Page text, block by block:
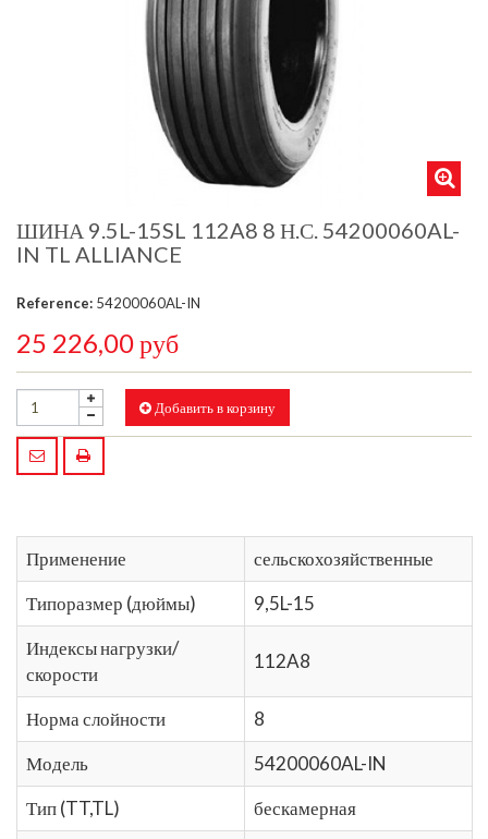
ШИНА 9.5L-15SL 112A8 8 Н.С. 54200060AL-
IN TL ALLIANCE
Reference: 54200060AL-IN
25 226,00 руб
Добавить в корзину
Применение
сельскохозяйственные
Типоразмер (дюймы)
9,5L-15
Индексы нагрузки/
скорости
112A8
Норма слойности
8
Модель
54200060AL-IN
Тип (TT,TL)
бескамерная